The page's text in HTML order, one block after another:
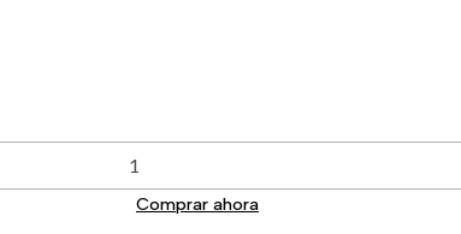
Comprar ahora